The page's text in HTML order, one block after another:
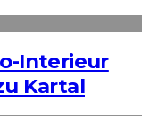
Interieur
Kartal